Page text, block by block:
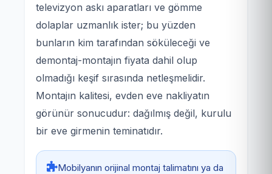
televizyon askı aparatları ve gömme
dolaplar uzmanlık ister; bu yüzden
bunların kim tarafından söküleceği ve
demontaj-montajın fiyata dahil olup
olmadığı keşif sırasında netleşmelidir.
Montajın kalitesi, evden eve nakliyatın
görünür sonucudur: dağılmış değil, kurulu
bir eve girmenin teminatıdır.
Mobilyanın orijinal montaj talimatını ya da